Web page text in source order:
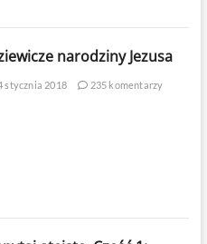
narodziny Jezusa
stycznia 2018 235 komentarzy